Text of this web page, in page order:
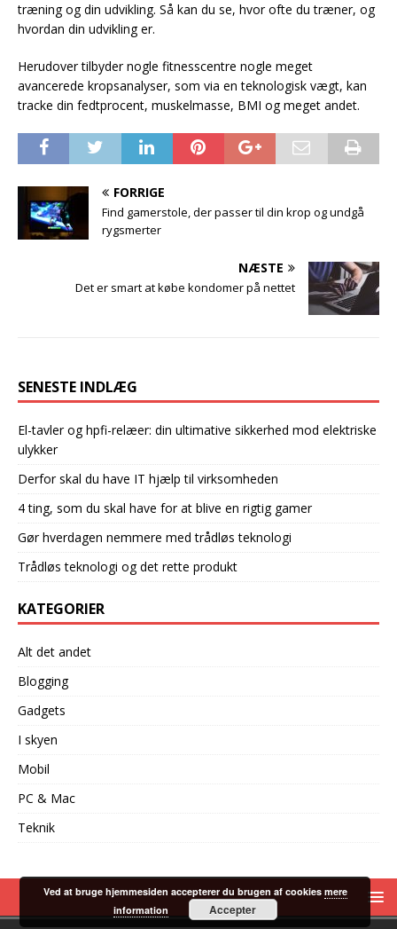
træning og din udvikling. Så kan du se, hvor ofte du træner, og
hvordan din udvikling er.
Herudover tilbyder nogle fitnesscentre nogle meget
avancerede kropsanalyser, som via en teknologisk vægt, kan
tracke din fedtprocent, muskelmasse, BMI og meget andet.
FORRIGE
Find gamerstole, der passer til din krop og undgå
rygsmerter
NÆSTE
Det er smart at købe kondomer på nettet
SENESTE INDLÆG
El-tavler og hpfi-relæer: din ultimative sikkerhed mod elektriske
ulykker
Derfor skal du have IT hjælp til virksomheden
4 ting, som du skal have for at blive en rigtig gamer
Gør hverdagen nemmere med trådløs teknologi
Trådløs teknologi og det rette produkt
KATEGORIER
Alt det andet
Blogging
Gadgets
I skyen
Mobil
PC & Mac
Teknik
Ved at bruge hjemmesiden accepterer du brugen af cookies mere
information
Accepter